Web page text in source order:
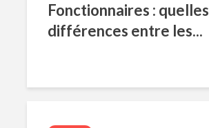
Fonctionnaires : quelles
différences entre les...